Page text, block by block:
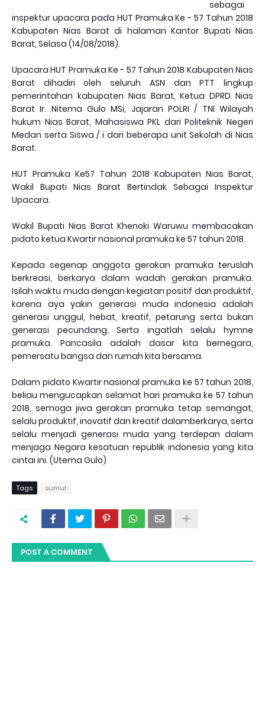
sebagai
inspektur upacara pada HUT Pramuka Ke - 57 Tahun 2018
Kabupaten Nias Barat di halaman Kantor Bupati Nias
Barat, Selasa (14/08/2018).
Upacara HUT Pramuka Ke - 57 Tahun 2018 Kabupaten Nias
Barat dihadiri oleh seluruh ASN dan PTT lingkup
pemerintahan kabupaten Nias Barat, Ketua DPRD Nias
Barat Ir. Nitema Gulo MSi, Jajaran POLRI / TNI Wilayah
hukum Nias Barat, Mahasiswa PKL dari Politeknik Negeri
Medan serta Siswa / i dari beberapa unit Sekolah di Nias
Barat.
HUT Pramuka Ke57 Tahun 2018 Kabupaten Nias Barat,
Wakil Bupati Nias Barat Bertindak Sebagai Inspektur
Upacara.
Wakil Bupati Nias Barat Khenoki Waruwu membacakan
pidato ketua Kwartir nasional pramuka ke 57 tahun 2018.
Kepada segenap anggota gerakan pramuka teruslah
berkreasi, berkarya dalam wadah gerakan pramuka.
Isilah waktu muda dengan kegiatan positif dan produktif,
karena aya yakin generasi muda indonesia adalah
generasi unggul, hebat, kreatif, petarung serta bukan
generasi pecundang, Serta ingatlah selalu hymne
pramuka. Pancasila adalah dasar kita bernegara,
pemersatu bangsa dan rumah kita bersama.
Dalam pidato Kwartir nasional pramuka ke 57 tahun 2018,
beliau mengucapkan selamat hari pramuka ke 57 tahun
2018, semoga jiwa gerakan pramuka tetap semangat,
selalu produktif, inovatif dan kreatif dalamberkarya, serta
selalu menjadi generasi muda yang terdepan dalam
menjaga Negara kesatuan republik indonesia yang kita
cintai ini. (Utema Gulo)
Tags sumut
POST A COMMENT